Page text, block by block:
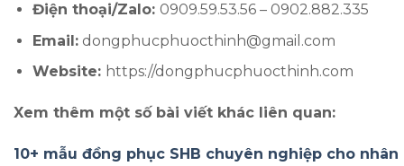
Điện thoại/Zalo: 0909.59.53.56 – 0902.882.335
Email:dongphucphuocthinh@gmail.com
Website: https://dongphucphuocthinh.com
Xem thêm một số bài viết khác liên quan:
10+ mẫu đồng phục SHB chuyên nghiệp cho nhân